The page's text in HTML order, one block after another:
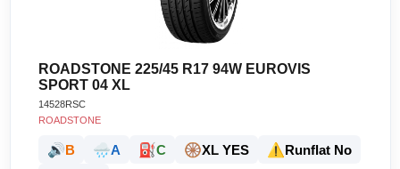
ROADSTONE 225/45 R17 94W EUROVIS
SPORT 04 XL
14528RSC
ROADSTONE
🔊B 🌧️A ⛽C 🛞XL YES ⚠️Runflat No